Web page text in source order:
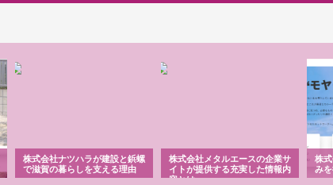
株式会社ナツハラが建設と鋲螺
で滋賀の暮らしを支える理由
株式会社メタルエースの企業サ
イトが提供する充実した情報内
容とは
株
み